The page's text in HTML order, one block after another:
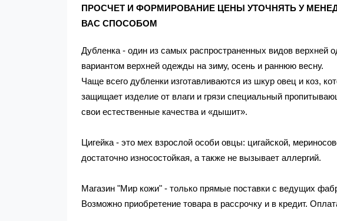
ПРОСЧЕТ И ФОРМИРОВАНИЕ ЦЕНЫ УТОЧНЯТЬ У
ВАС СПОСОБОМ
Дубленка - один из самых распространенных видов
вариантом верхней одежды на зиму, осень и раннюю весну.
Чаще всего дубленки изготавливаются из шкур овец и коз,
защищает изделие от влаги и грязи специальный
свои естественные качества и «дышит».
Цигейка - это мех взрослой особи овцы: цигайской,
достаточно износостойкая, а также не вызывает аллергий.
Магазин "Мир кожи" - только прямые поставки с ведущих
Возможно приобретение товара в рассрочку и в кредит.